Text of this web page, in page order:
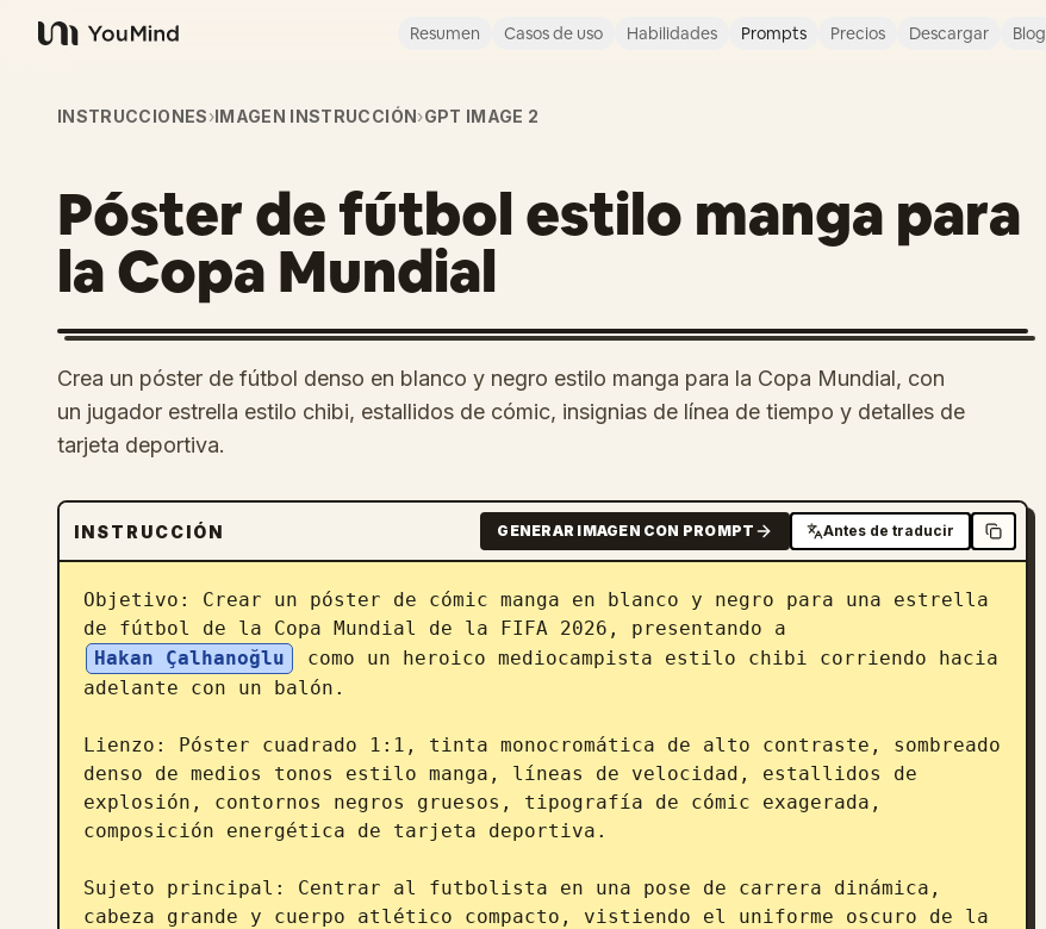
YouMind
Resumen Casos de uso Habilidades Prompts Precios Descargar Blog
INSTRUCCIONES›IMAGEN INSTRUCCIÓN›GPT IMAGE 2
Póster de fútbol estilo manga para
la Copa Mundial
Crea un póster de fútbol denso en blanco y negro estilo manga para la Copa Mundial, con
un jugador estrella estilo chibi, estallidos de cómic, insignias de línea de tiempo y detalles de
tarjeta deportiva.
INSTRUCCIÓN GENERAR IMAGEN CON PROMPT Antes de traducir
Objetivo: Crear un póster de cómic manga en blanco y negro para una estrella
de fútbol de la Copa Mundial de la FIFA 2026, presentando a
Hakan Çalhanoğlu
como un heroico mediocampista estilo chibi corriendo hacia
adelante con un balón.
Lienzo: Póster cuadrado 1:1, tinta monocromática de alto contraste, sombreado
denso de medios tonos estilo manga, líneas de velocidad, estallidos de
explosión, contornos negros gruesos, tipografía de cómic exagerada,
composición energética de tarjeta deportiva.
Sujeto principal: Centrar al futbolista en una pose de carrera dinámica,
cabeza grande y cuerpo atlético compacto, vistiendo el uniforme oscuro de la